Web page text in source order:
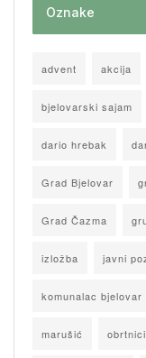
Oznake
advent akcija
bjelovarski sajam
dario hrebak
Grad Bjelovar
Grad Čazma
izložba javni
komunalac bjelovar
marušić obrtnici